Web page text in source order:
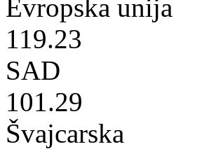
Evropska unija
119.23
SAD
101.29
Švajcarska